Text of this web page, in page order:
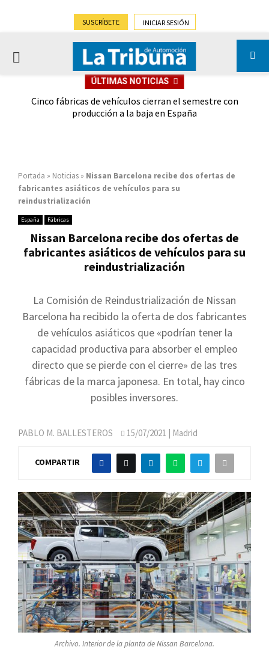
SUSCRÍBETE INICIAR SESIÓN
PRIMARY
ÚLTIMAS NOTICIAS
Cinco fábricas de vehículos cierran el semestre con
producción a la baja en España
Portada » Noticias » Nissan Barcelona recibe dos ofertas de
fabricantes asiáticos de vehículos para su
reindustrialización
España Fábricas
Nissan Barcelona recibe dos ofertas de
fabricantes asiáticos de vehículos para su
reindustrialización
La Comisión de Reindustrialización de Nissan
Barcelona ha recibido la oferta de dos fabricantes
de vehículos asiáticos que «podrían tener la
capacidad productiva para absorber el empleo
directo que se pierde con el cierre» de las tres
fábricas de la marca japonesa. En total, hay cinco
posibles inversores.
PABLO M. BALLESTEROS 15/07/2021 | Madrid
COMPARTIR
Archivo. Interior de la planta de Nissan Barcelona.